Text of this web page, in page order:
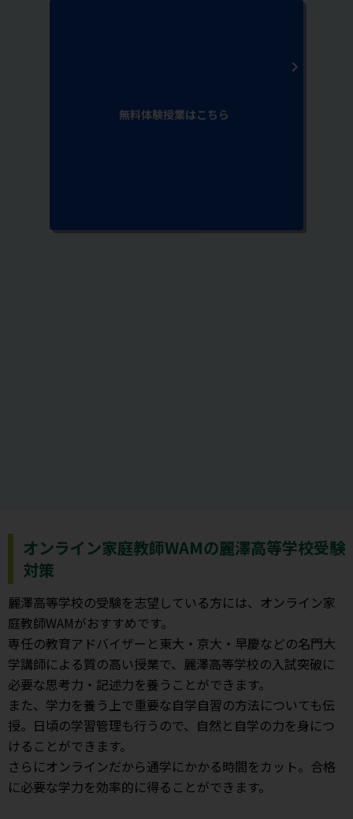
無料体験授業はこちら
オンライン家庭教師WAMの麗澤高等学校受験
対策
麗澤高等学校の受験を志望している方には、オンライン家
庭教師WAMがおすすめです。
専任の教育アドバイザーと東大・京大・早慶などの名門大
学講師による質の高い授業で、麗澤高等学校の入試突破に
必要な思考力・記述力を養うことができます。
また、学力を養う上で重要な自学自習の方法についても伝
授。日頃の学習管理も行うので、自然と自学の力を身につ
けることができます。
さらにオンラインだから通学にかかる時間をカット。合格
に必要な学力を効率的に得ることができます。